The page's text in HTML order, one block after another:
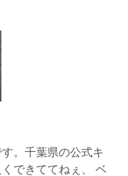
。千葉県の公式キ
できててねぇ、 ベ